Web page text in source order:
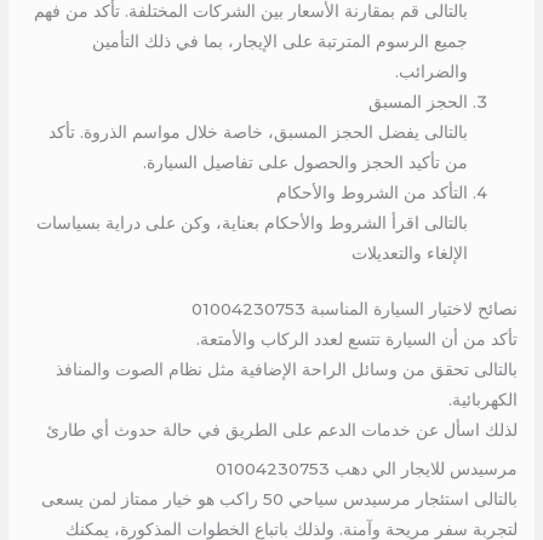
بالتالى قم بمقارنة الأسعار بين الشركات المختلفة. تأكد من فهم
جميع الرسوم المترتبة على الإيجار، بما في ذلك التأمين
والضرائب.
الحجز المسبق
بالتالى يفضل الحجز المسبق، خاصة خلال مواسم الذروة. تأكد
من تأكيد الحجز والحصول على تفاصيل السيارة.
التأكد من الشروط والأحكام
بالتالى اقرأ الشروط والأحكام بعناية، وكن على دراية بسياسات
الإلغاء والتعديلات
نصائح لاختيار السيارة المناسبة 01004230753
تأكد من أن السيارة تتسع لعدد الركاب والأمتعة.
بالتالى تحقق من وسائل الراحة الإضافية مثل نظام الصوت والمنافذ
الكهربائية.
لذلك اسأل عن خدمات الدعم على الطريق في حالة حدوث أي طارئ
مرسيدس للايجار الي دهب 01004230753
بالتالى استئجار مرسيدس سياحي 50 راكب هو خيار ممتاز لمن يسعى
لتجربة سفر مريحة وآمنة. ولذلك باتباع الخطوات المذكورة، يمكنك